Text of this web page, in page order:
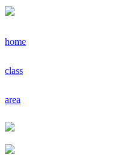
home
class
area